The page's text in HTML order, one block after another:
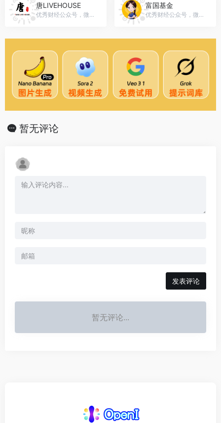
唐LIVEHOUSE
优秀财经公众号，微信号：gh_89516fc2b69a
富国基金
优秀财经公众号，微信号：fuguo1999
暂无评论
发表评论
暂无评论...